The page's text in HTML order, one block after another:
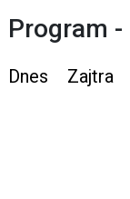
Program -
Dnes Zajtra